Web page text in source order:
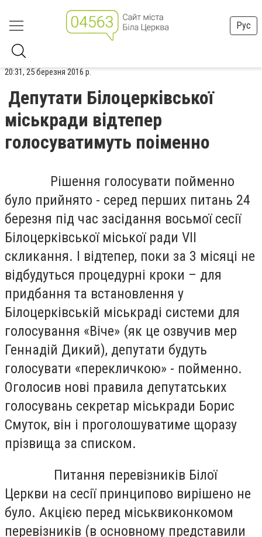
Рус
20:31, 25 березня 2016 р.
Депутати Білоцерківської
міськради відтепер
голосуватимуть поіменно
Рішення голосувати пойменно
було прийнято - серед перших питань 24
березня під час засідання восьмої сесії
Білоцерківської міської ради VІІ
скликання. І відтепер, поки за 3 місяці не
відбудуться процедурні кроки – для
придбання та встановлення у
Білоцерківській міськраді системи для
голосування «Віче» (як це озвучив мер
Геннадій Дикий), депутати будуть
голосувати «перекличкою» - пойменно.
Оголосив нові правила депутатських
голосувань секретар міськради Борис
Смуток, він і проголошуватиме щоразу
прізвища за списком.
Питання перевізників Білої
Церкви на сесії принципово вирішено не
було. Акцією перед міськвиконкомом
перевізників (в основному представили